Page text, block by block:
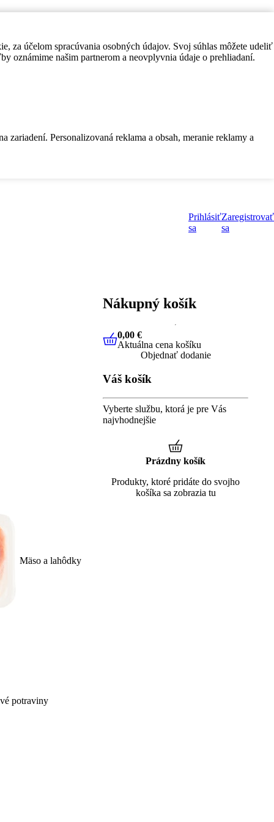
za účelom spracúvania osobných údajov. Svoj súhlas môžete udeliť
oznámime našim partnerom a neovplyvnia údaje o prehliadaní.
Personalizovaná reklama a obsah, meranie reklamy a
Prihlásiť
sa
Zaregistrovať
sa
Mäso a lahôdky
potraviny
Nákupný košík
0,00 €Aktuálna cena košíku
0,00 €
Aktuálna cena košíku
Objednať dodanie
Váš košík
Vyberte službu, ktorá je pre Vás
najvhodnejšie
Prázdny košík
Produkty, ktoré pridáte do svojho
košíka sa zobrazia tu